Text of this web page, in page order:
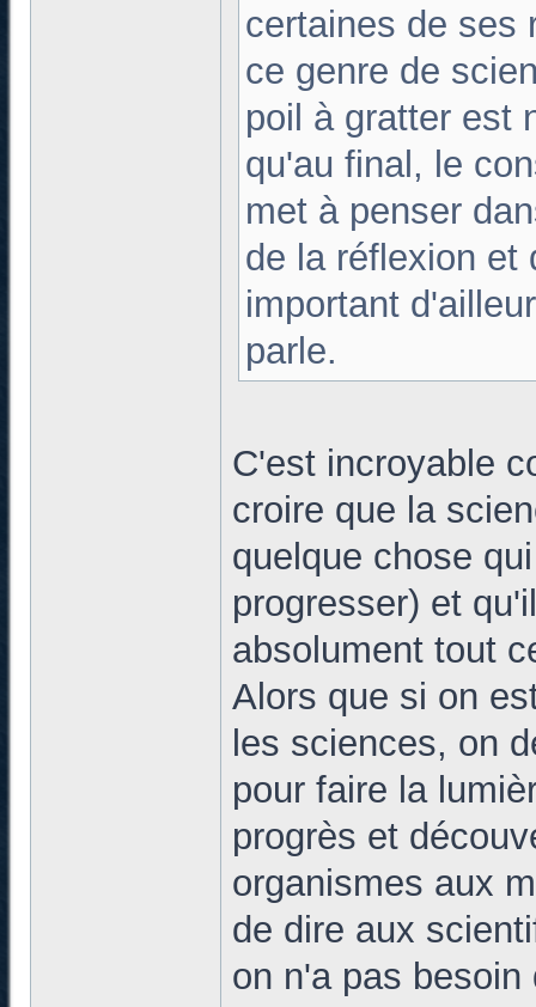
certaines de ses
ce genre de
poil à gratter est
qu'au final, le
met à penser
de la réflexion et
important
parle.
C'est incroyable
croire que la
quelque chose
progresser) et
absolument tout
Alors que si on
les sciences, on
pour faire la
progrès et
organismes aux
de dire aux
on n'a pas